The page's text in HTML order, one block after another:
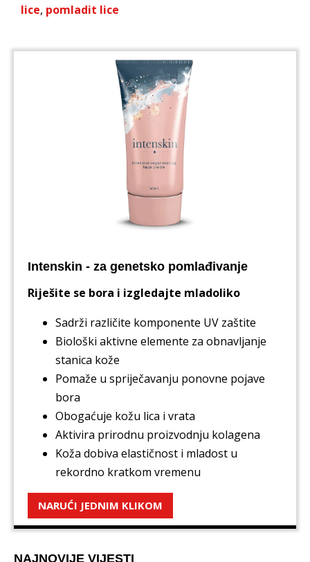
lice, pomladit lice
Intenskin - za genetsko pomlađivanje
Riješite se bora i izgledajte mladoliko
Sadrži različite komponente UV zaštite
Biološki aktivne elemente za obnavljanje
stanica kože
Pomaže u spriječavanju ponovne pojave
bora
Obogaćuje kožu lica i vrata
Aktivira prirodnu proizvodnju kolagena
Koža dobiva elastičnost i mladost u
rekordno kratkom vremenu
NARUĆI JEDNIM KLIKOM
NAJNOVIJE VIJESTI